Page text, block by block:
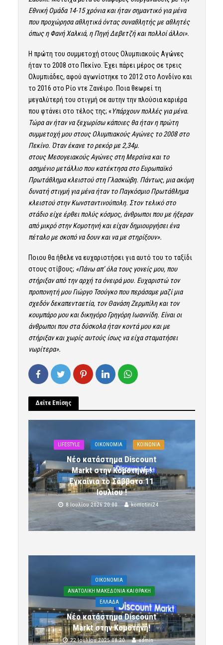
Εθνική Ομάδα 14-15 χρόνια και ήταν σημαντικό για μένα
που προχώρησα αθλητικά όντας συναθλητής με αθλητές
όπως η Φανή Χαλκιά, η Πηγή Δεβετζή και πολλοί άλλοι».
Η πρώτη του συμμετοχή στους Ολυμπιακούς Αγώνες
ήταν το 2008 στο Πεκίνο. Έχει πάρει μέρος σε τρεις
Ολυμπιάδες, αφού αγωνίστηκε το 2012 στο Λονδίνο και
το 2016 στο Ρίο ντε Ζανέιρο. Ποια θεωρεί τη
μεγαλύτερή του στιγμή σε αυτην την πλούσια καριέρα
που φτάνει στο τέλος της; «Υπάρχουν πολλές για μένα.
Τώρα αν ήταν να ξεχωρίσω κάποιες θα ήταν η πρώτη
συμμετοχή μου στους Ολυμπιακούς Αγώνες το 2008 στο
Πεκίνο. Όταν έκανε το ρεκόρ με 2,34μ.
στους Μεσογειακούς Αγώνες στη Μερσίνα και το
ασημένιο μετάλλιο που κατέκτησα στο Ευρωπαϊκό
Πρωτάθλημα κλειστού στη Γλασκώβη. Πάντως, μια ακόμη
δυνατή στιγμή για μένα ήταν το Παγκόσμιο Πρωτάθλημα
κλειστού στην Κωνσταντινούπολη. Στον τελικό στο
στάδιο είχε έρθει πολύς κόσμος, άνθρωποι που με ήξεραν
από μικρό στην Κομοτηνή και είχαν δημιουργήσει ένα
πέταλο με σκοπό να δουν και να με στηρίξουν».
Ποιου θα ήθελε να ευχαριστήσει για αυτό του το ταξίδι
στους στίβους; «Πάνω απ’ όλα τους γονείς μου, που
στήριξαν από την αρχή τα όνειρά μου. Ευχαριστώ τον
προπονητή μου Γιώργο Τσούγκο που περάσαμε μαζί μια
σχεδόν δεκαπενταετία, τον Θανάση Ζερμπίλη και τον
κουμπάρο μου και δικηγόρο Γρηγόρη Ιωαννίδη. Είναι οι
άνθρωποι που στα δύσκολα ήταν κοντά μου και με
στήριξαν και χωρίς αυτούς ίσως να είχα σταματήσει
νωρίτερα».
Δείτε Επίσης
LIFESTYLE OIKONOMIA ΚΟΙΝΩΝΙΑ
Νέο κατάστημα Discount
Markt στην Κομοτηνή !
Εγκαίνια το Σάββατο 11
Ιουλίου !
8 Ιουλίου 2026 20:00 komotini24
OIKONOMIA
ΑΝΑΤΟΛΙΚΗ ΜΑΚΕΔΟΝΙΑ ΚΑΙ ΘΡΑΚΗ
ΕΛΛΑΔΑ
Νέο κατάστημα Discount
Markt στην Κομοτηνή!
22 Ιουλίου 2025 08:20 admin